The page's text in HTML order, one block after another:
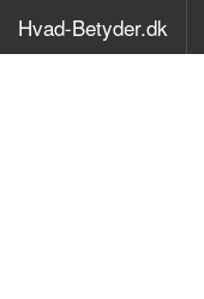
Hvad-Betyder.dk